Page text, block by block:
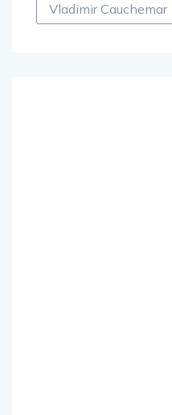
Vladimir Cauchemar